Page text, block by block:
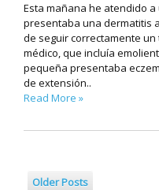
Esta mañana he atendido
presentaba una dermatitis
de seguir correctamente
médico, que incluía
pequeña presentaba
de extensión..
Read More »
Older Posts